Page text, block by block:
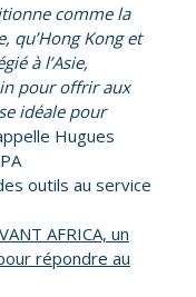
comme la
qu’Hong Kong et
à l’Asie,
pour offrir aux
idéale pour
Hugues
outils au service
AFRICA, un
répondre au